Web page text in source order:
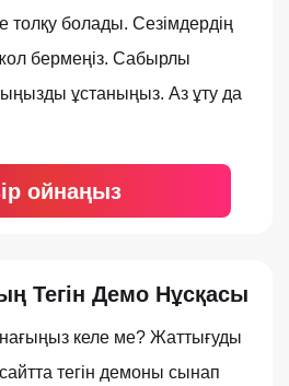
толқу болады. Сезімдердің
бермеңіз. Сабырлы
ұстаныңыз. Аз ұту да
ойнаңыз
Тегін Демо Нұсқасы
келе ме? Жаттығуды
тегін демоны сынап